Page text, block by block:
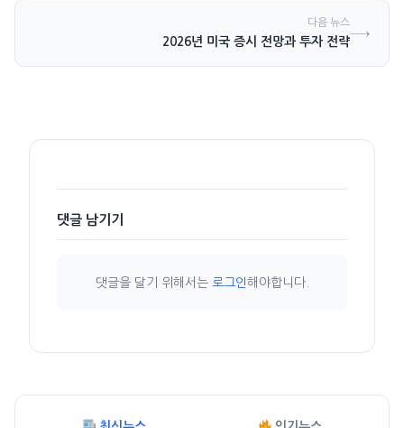
다음 뉴스
2026년 미국 증시 전망과 투자 전략→
댓글 남기기
댓글을 달기 위해서는 로그인해야합니다.